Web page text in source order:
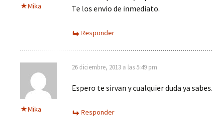
Mika
Te los envio de inmediato.
Responder
Mika
26 diciembre, 2013 a las 5:49 pm
Espero te sirvan y cualquier duda ya sabes.
Responder